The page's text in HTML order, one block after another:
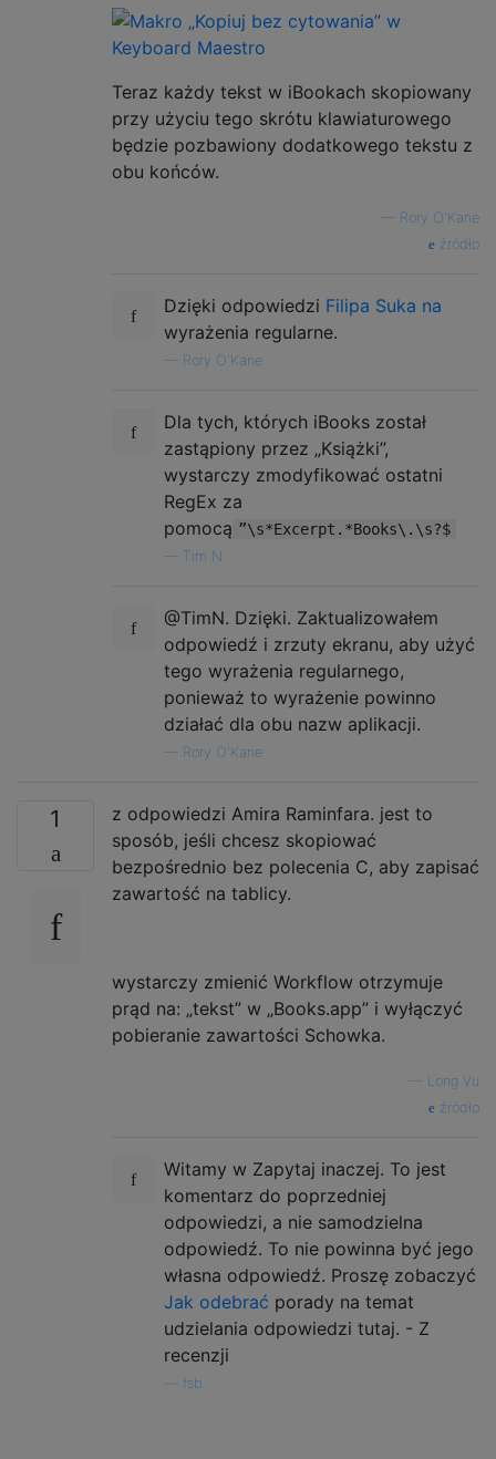
Teraz każdy tekst w iBookach skopiowany
przy użyciu tego skrótu klawiaturowego
będzie pozbawiony dodatkowego tekstu z
obu końców.
Rory O'Kane
źródło
Dzięki odpowiedzi Filipa Suka na
wyrażenia regularne.
Rory O'Kane
Dla tych, których iBooks został
zastąpiony przez „Książki”,
wystarczy zmodyfikować ostatni
RegEx za
pomocą ”\s*Excerpt.*Books\.\s?$
Tim N.
@TimN. Dzięki. Zaktualizowałem
odpowiedź i zrzuty ekranu, aby użyć
tego wyrażenia regularnego,
ponieważ to wyrażenie powinno
działać dla obu nazw aplikacji.
Rory O'Kane
1
z odpowiedzi Amira Raminfara. jest to
sposób, jeśli chcesz skopiować
bezpośrednio bez polecenia C, aby zapisać
zawartość na tablicy.
wystarczy zmienić Workflow otrzymuje
prąd na: „tekst” w „Books.app” i wyłączyć
pobieranie zawartości Schowka.
Long Vu
źródło
Witamy w Zapytaj inaczej. To jest
komentarz do poprzedniej
odpowiedzi, a nie samodzielna
odpowiedź. To nie powinna być jego
własna odpowiedź. Proszę zobaczyć
Jak odebrać porady na temat
udzielania odpowiedzi tutaj. - Z
recenzji
fsb